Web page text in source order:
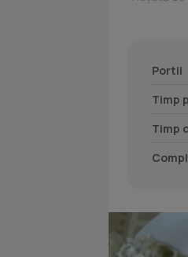
Portii
Timp
Timp